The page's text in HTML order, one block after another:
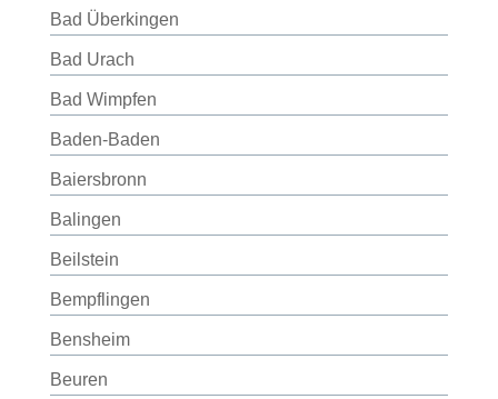
Bad Überkingen
Bad Urach
Bad Wimpfen
Baden-Baden
Baiersbronn
Balingen
Beilstein
Bempflingen
Bensheim
Beuren